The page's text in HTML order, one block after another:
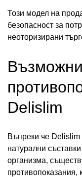
Този модел на
безопасност за
неоторизирани
Възможни
Delislim
Въпреки че Delislim
натурални
организма,
противопоказания,